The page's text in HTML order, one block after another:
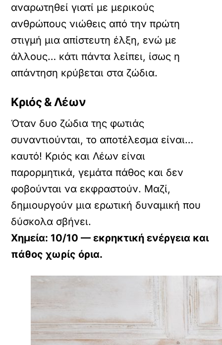
αναρωτηθεί γιατί με μερικούς
ανθρώπους νιώθεις από την πρώτη
στιγμή μια απίστευτη έλξη, ενώ με
άλλους… κάτι πάντα λείπει, ίσως η
απάντηση κρύβεται στα ζώδια.
Κριός & Λέων
Όταν δυο ζώδια της φωτιάς
συναντιούνται, το αποτέλεσμα είναι…
καυτό! Κριός και Λέων είναι
παρορμητικά, γεμάτα πάθος και δεν
φοβούνται να εκφραστούν. Μαζί,
δημιουργούν μια ερωτική δυναμική που
δύσκολα σβήνει.
Χημεία: 10/10 — εκρηκτική ενέργεια και
πάθος χωρίς όρια.